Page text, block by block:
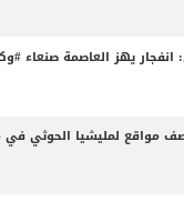
يهز العاصمة صنعاء
مواقع لمليشيا الحوثي في